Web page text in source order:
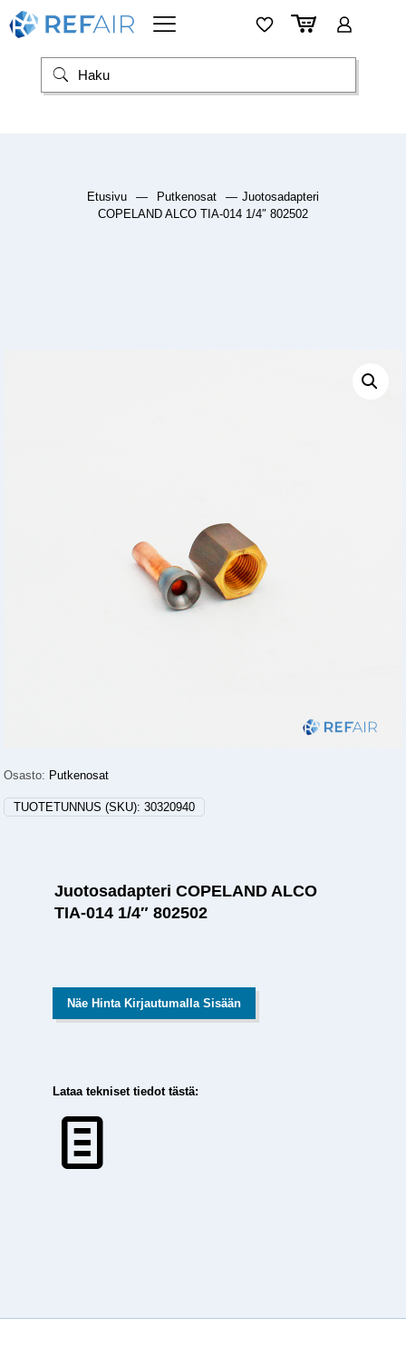
Etusivu — Putkenosat — Juotosadapteri
COPELAND ALCO TIA-014 1/4″ 802502
Osasto: Putkenosat
TUOTETUNNUS (SKU):30320940
Juotosadapteri COPELAND ALCO
TIA-014 1/4″ 802502
Näe Hinta Kirjautumalla Sisään
Lataa tekniset tiedot tästä: